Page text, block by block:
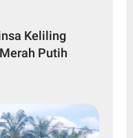
Keliling
Putih